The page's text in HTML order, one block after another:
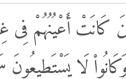
كَانَتْ أَعْيُنُهُمْ فِى
لَا يَسْتَطِيعُونَ